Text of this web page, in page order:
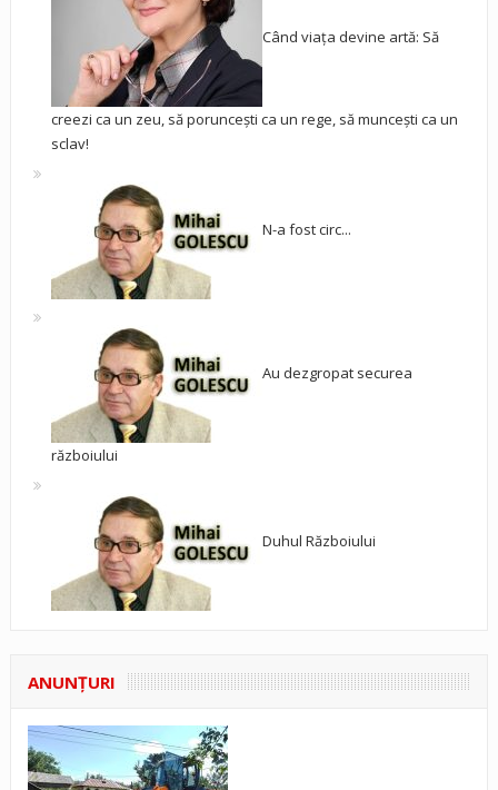
Când viața devine artă: Să
creezi ca un zeu, să poruncești ca un rege, să muncești ca un
sclav!
N-a fost circ...
Au dezgropat securea
războiului
Duhul Războiului
ANUNŢURI